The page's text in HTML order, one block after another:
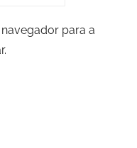
para a